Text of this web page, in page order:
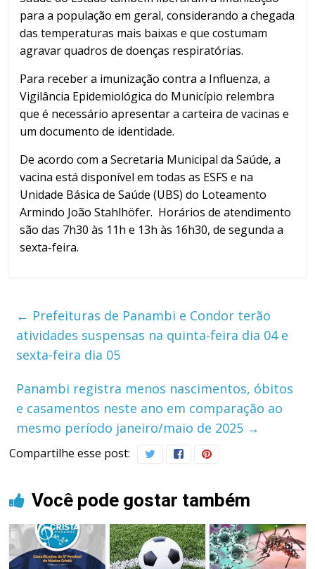
para a população em geral, considerando a chegada
das temperaturas mais baixas e que costumam
agravar quadros de doenças respiratórias.
Para receber a imunização contra a Influenza, a
Vigilância Epidemiológica do Município relembra
que é necessário apresentar a carteira de vacinas e
um documento de identidade.
De acordo com a Secretaria Municipal da Saúde, a
vacina está disponível em todas as ESFS e na
Unidade Básica de Saúde (UBS) do Loteamento
Armindo João Stahlhöfer. Horários de atendimento
são das 7h30 às 11h e 13h às 16h30, de segunda a
sexta-feira.
← Prefeituras de Panambi e Condor terão
atividades suspensas na quinta-feira dia 04 e
sexta-feira dia 05
Panambi registra menos nascimentos, óbitos
e casamentos neste ano em comparação ao
mesmo período janeiro/maio de 2025 →
Compartilhe esse post:
Você pode gostar também